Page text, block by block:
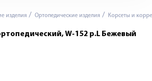
изделия Ортопедические изделия Корсеты и
W-152 р.L Бежевый